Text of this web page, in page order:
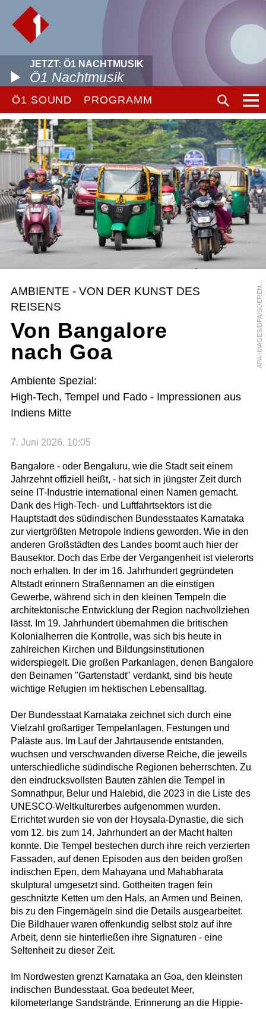
JETZT: Ö1 NACHTMUSIK
Ö1 Nachtmusik
Ö1 SOUND PROGRAMM
A
P
A
-
I
M
A
G
E
S
/
D
P
A
/
S
O
E
R
E
N
S
T
A
C
H
E
AMBIENTE - VON DER KUNST DES
REISENS
Von Bangalore
nach Goa
Ambiente Spezial:
High-Tech, Tempel und Fado - Impressionen aus
Indiens Mitte
7. Juni 2026, 10:05
Bangalore - oder Bengaluru, wie die Stadt seit einem
Jahrzehnt offiziell heißt, - hat sich in jüngster Zeit durch
seine IT-Industrie international einen Namen gemacht.
Dank des High-Tech- und Luftfahrtsektors ist die
Hauptstadt des südindischen Bundesstaates Karnataka
zur viertgrößten Metropole Indiens geworden. Wie in den
anderen Großstädten des Landes boomt auch hier der
Bausektor. Doch das Erbe der Vergangenheit ist vielerorts
noch erhalten. In der im 16. Jahrhundert gegründeten
Altstadt erinnern Straßennamen an die einstigen
Gewerbe, während sich in den kleinen Tempeln die
architektonische Entwicklung der Region nachvollziehen
lässt. Im 19. Jahrhundert übernahmen die britischen
Kolonialherren die Kontrolle, was sich bis heute in
zahlreichen Kirchen und Bildungsinstitutionen
widerspiegelt. Die großen Parkanlagen, denen Bangalore
den Beinamen "Gartenstadt" verdankt, sind bis heute
wichtige Refugien im hektischen Lebensalltag.
Der Bundesstaat Karnataka zeichnet sich durch eine
Vielzahl großartiger Tempelanlagen, Festungen und
Paläste aus. Im Lauf der Jahrtausende entstanden,
wuchsen und verschwanden diverse Reiche, die jeweils
unterschiedliche südindische Regionen beherrschten. Zu
den eindrucksvollsten Bauten zählen die Tempel in
Somnathpur, Belur und Halebid, die 2023 in die Liste des
UNESCO-Weltkulturerbes aufgenommen wurden.
Errichtet wurden sie von der Hoysala-Dynastie, die sich
vom 12. bis zum 14. Jahrhundert an der Macht halten
konnte. Die Tempel bestechen durch ihre reich verzierten
Fassaden, auf denen Episoden aus den beiden großen
indischen Epen, dem Mahayana und Mahabharata
skulptural umgesetzt sind. Gottheiten tragen fein
geschnitzte Ketten um den Hals, an Armen und Beinen,
bis zu den Fingernägeln sind die Details ausgearbeitet.
Die Bildhauer waren offenkundig selbst stolz auf ihre
Arbeit, denn sie hinterließen ihre Signaturen - eine
Seltenheit zu dieser Zeit.
Im Nordwesten grenzt Karnataka an Goa, den kleinsten
indischen Bundesstaat. Goa bedeutet Meer,
kilometerlange Sandstrände, Erinnerung an die Hippie-